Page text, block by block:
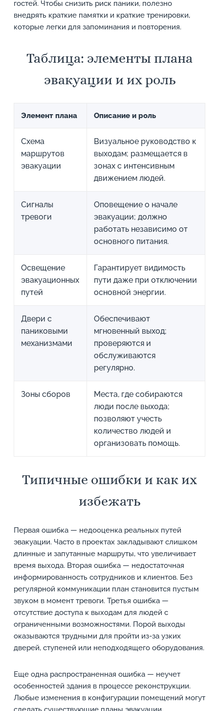
гостей. Чтобы снизить риск паники, полезно
внедрять краткие памятки и краткие тренировки,
которые легки для запоминания и повторения.
Таблица: элементы плана
эвакуации и их роль
Элемент плана Описание и роль
Схема
маршрутов
эвакуации
Визуальное руководство к
выходам; размещается в
зонах с интенсивным
движением людей.
Сигналы
тревоги
Оповещение о начале
эвакуации; должно
работать независимо от
основного питания.
Освещение
эвакуационных
путей
Гарантирует видимость
пути даже при отключении
основной энергии.
Двери с
паниковыми
механизмами
Обеспечивают
мгновенный выход;
проверяются и
обслуживаются
регулярно.
Зоны сборов
Места, где собираются
люди после выхода;
позволяют учесть
количество людей и
организовать помощь.
Типичные ошибки и как их
избежать
Первая ошибка — недооценка реальных путей
эвакуации. Часто в проектах закладывают слишком
длинные и запутанные маршруты, что увеличивает
время выхода. Вторая ошибка — недостаточная
информированность сотрудников и клиентов. Без
регулярной коммуникации план становится пустым
звуком в момент тревоги. Третья ошибка —
отсутствие доступа к выходам для людей с
ограниченными возможностями. Порой выходы
оказываются трудными для пройти из-за узких
дверей, ступеней или неподходящего оборудования.
Еще одна распространенная ошибка — неучет
особенностей здания в процессе реконструкции.
Любые изменения в конфигурации помещений могут